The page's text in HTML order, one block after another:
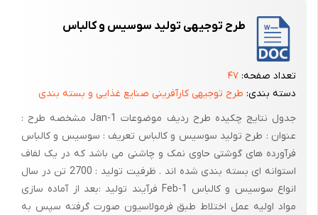
گردد. تا اینکه منجمد گردیده بروردت آنها به 18- درجه سانتی گراد برسد پس
نگهداری می شوند.(3)
طرح توجیهی تولید سوسیس و کالباس
تعداد صفحه: ۴۷
دسته بندی: طرح توجیهی کارآفرینی صنایع غذایی و بسته بندی
جدول نتایج چکیده طرح ردیف موضوعات 1-Jan مشخصه طرح :
عنوان : طرح تولید سوسیس و کالباس تعریف : سوسیس و کالباس
فرآورده های گوشتی حاوی نمک و چاشنی می باشد که در یک لفاف
استوانه ای بسته بندی شده اند . ظرفیت تولید : 2700 تن در سال
انواع سوسیس و کالباس 1-Feb فرآیند تولید :بعد از آماده سازی
مواد اولیه عمل اختلاط طبق فرمولاسیون صورت گرفته سپس به